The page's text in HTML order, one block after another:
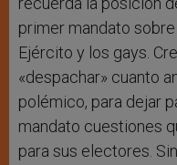
primer mandato sobre
Ejército y los gays.
«despachar» cuanto
polémico, para dejar
mandato cuestiones
para sus electores.